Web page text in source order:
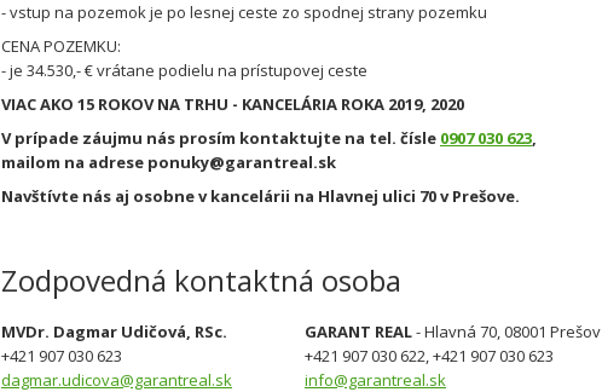
- vstup na pozemok je po lesnej ceste zo spodnej strany pozemku
CENA POZEMKU:
- je 34.530,- € vrátane podielu na prístupovej ceste
VIAC AKO 15 ROKOV NA TRHU - KANCELÁRIA ROKA 2019, 2020
V prípade záujmu nás prosím kontaktujte na tel. čísle 0907 030 623,
mailom na adrese ponuky@garantreal.sk
Navštívte nás aj osobne v kancelárii na Hlavnej ulici 70 v Prešove.
Zodpovedná kontaktná osoba
MVDr. Dagmar Udičová, RSc.
+421 907 030 623
dagmar.udicova@garantreal.sk
GARANT REAL- Hlavná 70, 08001 Prešov
+421 907 030 622, +421 907 030 623
info@garantreal.sk